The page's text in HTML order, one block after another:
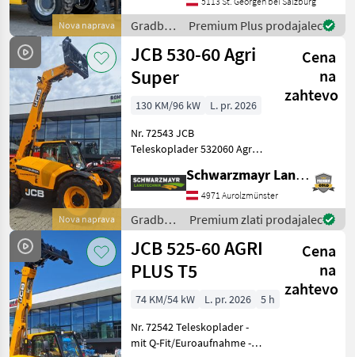
Nova naprava
und 4-Rad-Lenkung
zusätzliche Hy
Gradbeni
stroji /
Eurotrac
Premium Plus prodajalec
Nova naprava
JCB 530-60 Agri
Super
Cena
na
zahtevo
130 KM/96 kW
L. pr. 2026
Nr. 72543 JCB
Teleskoplader 532060 Agri
Tonnen - mit Hubhöhe 6, 0
Meter - mit 4 Zylinder JCB
Dieselmax Common Rail
(bis 2000bar), Stufe
Schwarzmayr Landtechnik GmbH - Aurolzmünster
4971 Aurolzmünster
Gradbeni
stroji /
JCB
Premium zlati prodajalec
JCB 525-60 AGRI
PLUS T5
Cena
na
zahtevo
74 KM/54 kW L. pr. 2026
5 h
Nr. 72542 Teleskoplader -
mit Q-Fit/Euroaufnahme -